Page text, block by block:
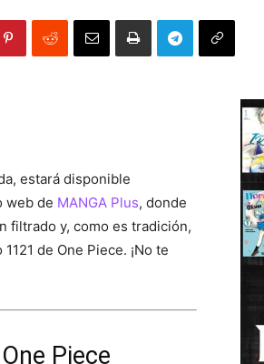
estará disponible
web de MANGA Plus, donde
filtrado y, como es tradición,
de One Piece. ¡No te
Piece